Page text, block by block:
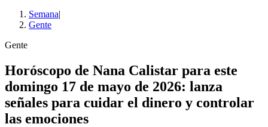
Semana|
Gente
Gente
Horóscopo de Nana Calistar para este
domingo 17 de mayo de 2026: lanza
señales para cuidar el dinero y controlar
las emociones